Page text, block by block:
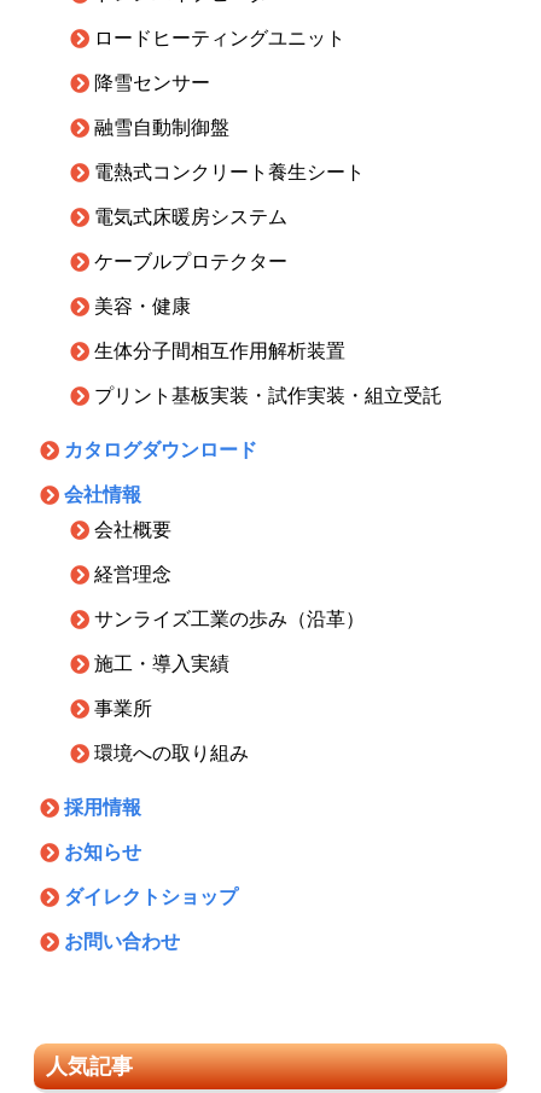
ロードヒーティングユニット
降雪センサー
融雪自動制御盤
電熱式コンクリート養生シート
電気式床暖房システム
ケーブルプロテクター
美容・健康
生体分子間相互作用解析装置
プリント基板実装・試作実装・組立受託
カタログダウンロード
会社情報
会社概要
経営理念
サンライズ工業の歩み（沿革）
施工・導入実績
事業所
環境への取り組み
採用情報
お知らせ
ダイレクトショップ
お問い合わせ
人気記事